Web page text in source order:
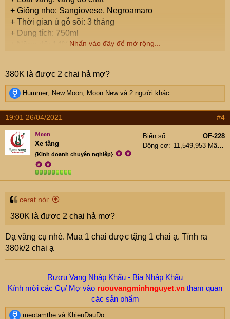
+ Giống nho: Sangiovese, Negroamaro
+ Thời gian ủ gỗ sồi: 3 tháng
+ Dung tích: 750ml
Nhấn vào đây để mở rộng...
380K là được 2 chai hả mợ?
R
e
a
c
t
i
o
n
Hummer, New.Moon, Moon.Newvà 2 người khác
19:01 26/04/2021 #4
Moon
Xe tăng
{Kinh doanh chuyên nghiệp} ✪ ✪
✪ ✪
Biển số
OF-228
Động cơ
11,549,953 Mã lực
cerat nói:
380K là được 2 chai hả mợ?
Dạ vâng cụ nhé. Mua 1 chai được tặng 1 chai ạ. Tính ra
380k/2 chai ạ
Rượu Vang Nhập Khẩu - Bia Nhập Khẩu
Kính mời các Cụ/ Mợ vào ruouvangminhnguyet.vn tham quan
các sản phẩm
Hotline/ Zalo -
R
meotamthe và KhieuDauDo